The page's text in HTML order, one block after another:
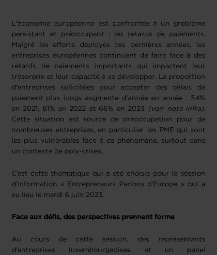
L'économie européenne est confrontée à un problème
persistant et préoccupant : les retards de paiements.
Malgré les efforts déployés ces dernières années, les
entreprises européennes continuent de faire face à des
retards de paiements importants qui impactent leur
trésorerie et leur capacité à se développer. La proportion
d'entreprises sollicitées pour accepter des délais de
paiement plus longs augmente d'année en année : 54%
en 2021, 61% en 2022 et 66% en 2023
(voir note infra).
Cette situation est source de préoccupation pour de
nombreuses entreprises, en particulier les PME qui sont
les plus vulnérables face à ce phénomène, surtout dans
un contexte de poly-crises.
C’est cette thématique qui a été choisie pour la session
d’information « Entrepreneurs Parlons d’Europe » qui a
eu lieu le mardi 6 juin 2023.
Face aux défis, des perspectives prennent forme
Au cours de cette session, des représentants
d'entreprises luxembourgeoises et un panel